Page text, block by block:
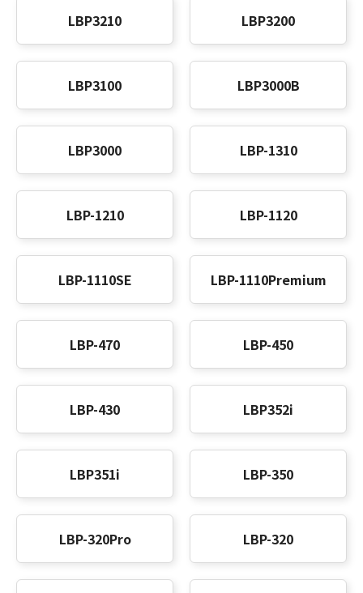
LBP3210 LBP3200
LBP3100 LBP3000B
LBP3000 LBP-1310
LBP-1210 LBP-1120
LBP-1110SE LBP-1110Premium
LBP-470 LBP-450
LBP-430 LBP352i
LBP351i LBP-350
LBP-320Pro LBP-320